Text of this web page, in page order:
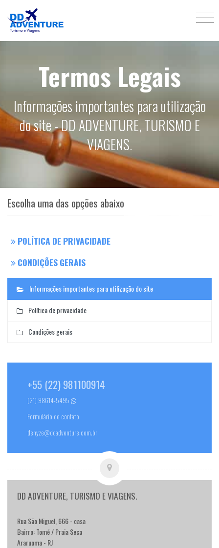
Termos Legais
Informações importantes para utilização
do site - DD ADVENTURE, TURISMO E
VIAGENS.
Escolha uma das opções abaixo
POLÍTICA DE PRIVACIDADE
CONDIÇÕES GERAIS
Informações importantes para utilização do site
Política de privacidade
Condições gerais
+55 (22) 981100914
(21) 98614-5495
Formulário de contato
denyze@ddadventure.com.br
DD ADVENTURE, TURISMO E VIAGENS.
Rua São Miguel, 666 - casa
Bairro: Tomé / Praia Seca
Araruama - RJ